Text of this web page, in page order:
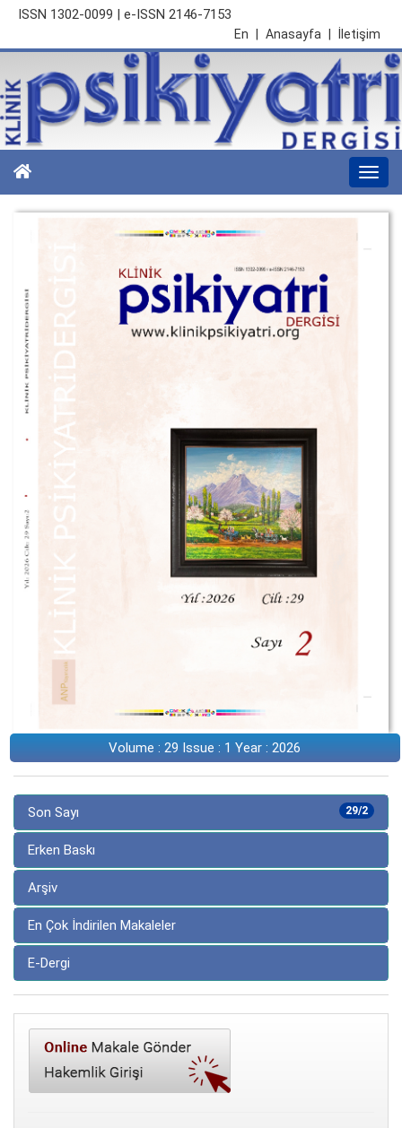
ISSN 1302-0099 | e-ISSN 2146-7153
İletişim
Anasayfa
En
Volume : 29 Issue : 1 Year : 2026
29/2
Son Sayı
Erken Baskı
Arşiv
En Çok İndirilen Makaleler
E-Dergi